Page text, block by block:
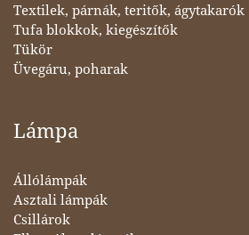
Textilek, párnák, teritők, ágytakarók
Tufa blokkok, kiegészítők
Tükör
Üvegáru, poharak
Lámpa
Állólámpák
Asztali lámpák
Csillárok